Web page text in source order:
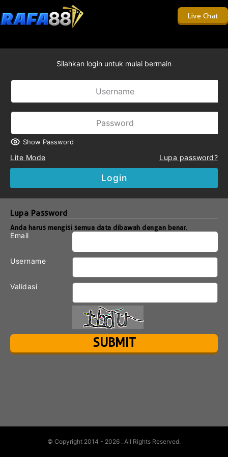
Live Chat
Silahkan login untuk mulai bermain
Show Password
Lite Mode Lupa password?
Login
Lupa Password
Anda harus mengisi semua data dibawah dengan benar.
Email
Username
Validasi
© Copyright 2014 - 2026 . All Rights Reserved.